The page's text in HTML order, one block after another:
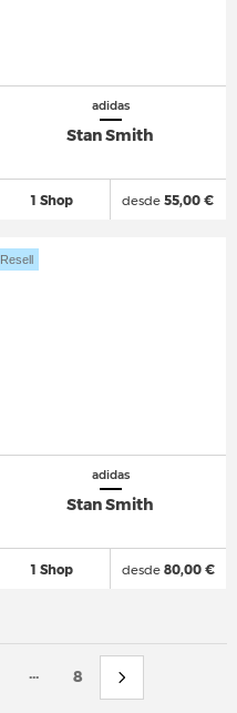
adidas
Stan Smith
1 Shop desde 55,00 €
adidas
Stan Smith
1 Shop
Resell
desde80,00 €
... 8